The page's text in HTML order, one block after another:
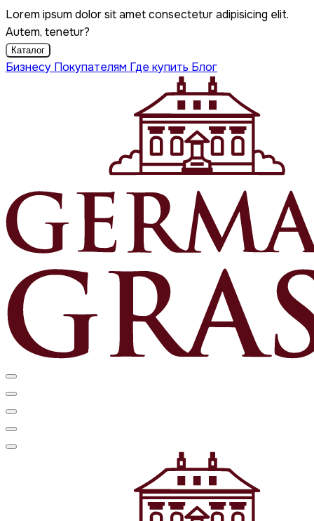
Lorem ipsum dolor sit amet consectetur adipisicing elit.
Autem, tenetur?
Каталог
Бизнесу Покупателям Где купить Блог